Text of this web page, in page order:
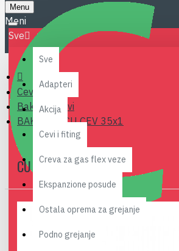
Menu
Sve
Sve
Adapteri
Akcija
Cevi i fiting
Creva za gas flex veze
Ekspanzione posude
Ostala oprema za grejanje
Podno grejanje
Cevi i fiting
Bakarne cevi
BAKARNA CU CEV 35x1
CU CEV 35X1